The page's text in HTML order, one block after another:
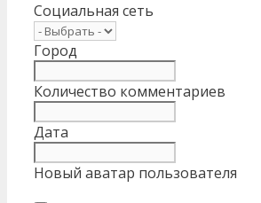
Социальная сеть
Город
Количество комментариев
Дата
Новый аватар пользователя